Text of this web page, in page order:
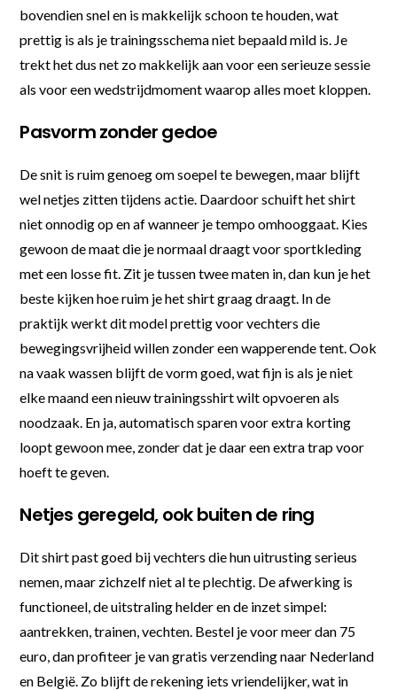
bovendien snel en is makkelijk schoon te houden, wat
prettig is als je trainingsschema niet bepaald mild is. Je
trekt het dus net zo makkelijk aan voor een serieuze sessie
als voor een wedstrijdmoment waarop alles moet kloppen.
Pasvorm zonder gedoe
De snit is ruim genoeg om soepel te bewegen, maar blijft
wel netjes zitten tijdens actie. Daardoor schuift het shirt
niet onnodig op en af wanneer je tempo omhooggaat. Kies
gewoon de maat die je normaal draagt voor sportkleding
met een losse fit. Zit je tussen twee maten in, dan kun je het
beste kijken hoe ruim je het shirt graag draagt. In de
praktijk werkt dit model prettig voor vechters die
bewegingsvrijheid willen zonder een wapperende tent. Ook
na vaak wassen blijft de vorm goed, wat fijn is als je niet
elke maand een nieuw trainingsshirt wilt opvoeren als
noodzaak. En ja, automatisch sparen voor extra korting
loopt gewoon mee, zonder dat je daar een extra trap voor
hoeft te geven.
Netjes geregeld, ook buiten de ring
Dit shirt past goed bij vechters die hun uitrusting serieus
nemen, maar zichzelf niet al te plechtig. De afwerking is
functioneel, de uitstraling helder en de inzet simpel:
aantrekken, trainen, vechten. Bestel je voor meer dan 75
euro, dan profiteer je van gratis verzending naar Nederland
en België. Zo blijft de rekening iets vriendelijker, wat in